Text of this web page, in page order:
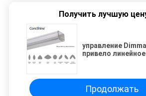
Получить лучшую
управление
привело
Продолжать